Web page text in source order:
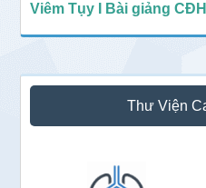
Viêm Tụy I Bài giảng
Thư Viện